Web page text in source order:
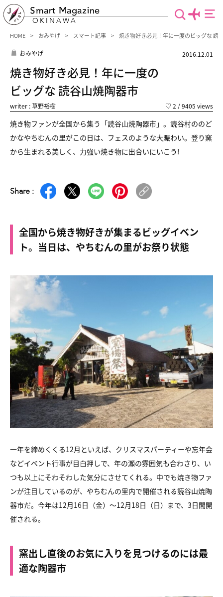
Smart Magazine
OKINAWA
HOME おみやげ スマート記事 焼き物好き必見！年に一度のビッグな 読
おみやげ 2016.12.01
焼き物好き必見！年に一度の
ビッグな 読谷山焼陶器市
writer : 草野裕樹 ♡ 2 / 9405 views
焼き物ファンが全国から集う「読谷山焼陶器市」。読谷村ののど
かなやちむんの里がこの日は、フェスのような大賑わい。登り窯
から生まれる美しく、力強い焼き物に出合いにいこう!
Share :
全国から焼き物好きが集まるビッグイベン
ト。当日は、やちむんの里がお祭り状態
一年を締めくくる12月といえば、クリスマスパーティーや忘年会
などイベント行事が目白押しで、年の瀬の雰囲気も合わさり、い
つも以上にそわそわした気分にさせてくれる。中でも焼き物ファ
ンが注目しているのが、やちむんの里内で開催される読谷山焼陶
器市だ。今年は12月16日（金）～12月18日（日）まで、3日間開
催される。
窯出し直後のお気に入りを見つけるのには最
適な陶器市